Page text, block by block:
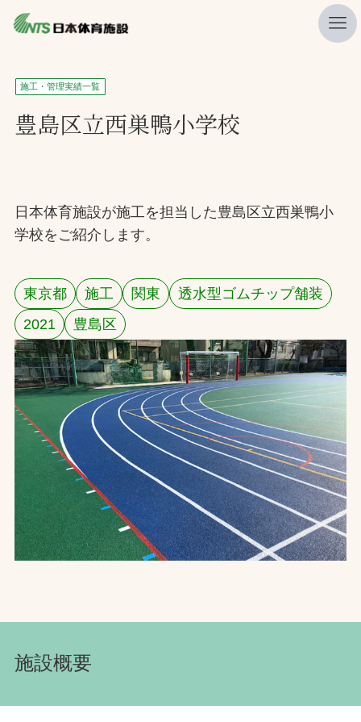
私たちの強み
ニュース
製品・サービス一覧
施工・管理実績一覧
採用情報
検索
お問合せ
お取引先の皆様へ
プライバシーポリシー
ソーシャルメディアポリシー
文字の見えづらさや操作にお困りの方へ
施工・管理実績一覧
豊島区立西巣鴨小学校
日本体育施設が施工を担当した豊島区立西巣鴨小
学校をご紹介します。
東京都 施工 関東
透水型ゴムチップ舗装
2021
豊島区
施設概要